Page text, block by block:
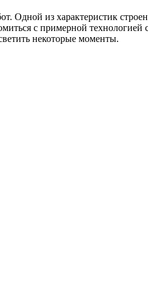
Одной из характеристик
с примерной технологией
некоторые моменты.